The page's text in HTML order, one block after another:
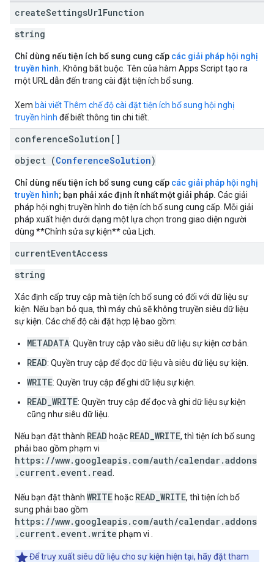
createSettingsUrlFunction
string
Chỉ dùng nếu tiện ích bổ sung cung cấp các giải pháp hội nghị
truyền hình. Không bắt buộc. Tên của hàm Apps Script tạo ra
một URL dẫn đến trang cài đặt tiện ích bổ sung.
Xem bài viết Thêm chế độ cài đặt tiện ích bổ sung hội nghị
truyền hình để biết thông tin chi tiết.
conferenceSolution[]
object (ConferenceSolution)
Chỉ dùng nếu tiện ích bổ sung cung cấp các giải pháp hội nghị
truyền hình; bạn phải xác định ít nhất một giải pháp. Các giải
pháp hội nghị truyền hình do tiện ích bổ sung cung cấp. Mỗi giải
pháp xuất hiện dưới dạng một lựa chọn trong giao diện người
dùng **Chỉnh sửa sự kiện** của Lịch.
currentEventAccess
string
Xác định cấp truy cập mà tiện ích bổ sung có đối với dữ liệu sự
kiện. Nếu bạn bỏ qua, thì máy chủ sẽ không truyền siêu dữ liệu
sự kiện. Các chế độ cài đặt hợp lệ bao gồm:
METADATA: Quyền truy cập vào siêu dữ liệu sự kiện cơ bản.
READ: Quyền truy cập để đọc dữ liệu và siêu dữ liệu sự kiện.
WRITE: Quyền truy cập để ghi dữ liệu sự kiện.
READ_WRITE: Quyền truy cập để đọc và ghi dữ liệu sự kiện
cũng như siêu dữ liệu.
Nếu bạn đặt thành READ hoặc READ_WRITE, thì tiện ích bổ sung
phải bao gồm phạm vi
https://www.googleapis.com/auth/calendar.addons
.current.event.read
Nếu bạn đặt thành WRITE hoặc READ_WRITE, thì tiện ích bổ
sung phải bao gồm
https://www.googleapis.com/auth/calendar.addons
.current.event.write phạm vi
Để truy xuất siêu dữ liệu cho sự kiện hiện tại, hãy đặt tham